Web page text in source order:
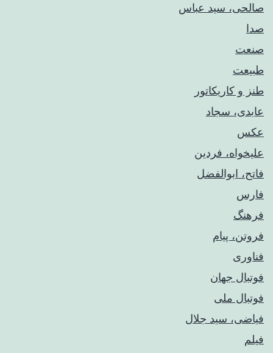
صالحی، سید عباس
صدا
صنعت
طبیعت
طنز و کاریکاتور
عابدی، سجاد
عکس
علیخواه، فردین
فاتح، ابوالفضل
فارس
فرهنگ
فروتن، پیام
فناوری
فوتبال جهان
فوتبال ملی
فیاضی، سید جلال
فیلم